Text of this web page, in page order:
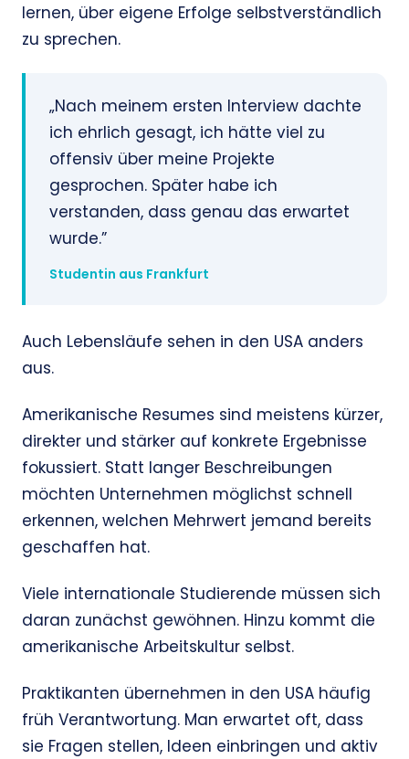
lernen, über eigene Erfolge selbstverständlich
zu sprechen.
„Nach meinem ersten Interview dachte
ich ehrlich gesagt, ich hätte viel zu
offensiv über meine Projekte
gesprochen. Später habe ich
verstanden, dass genau das erwartet
wurde.”
Studentin aus Frankfurt
Auch Lebensläufe sehen in den USA anders
aus.
Amerikanische Resumes sind meistens kürzer,
direkter und stärker auf konkrete Ergebnisse
fokussiert. Statt langer Beschreibungen
möchten Unternehmen möglichst schnell
erkennen, welchen Mehrwert jemand bereits
geschaffen hat.
Viele internationale Studierende müssen sich
daran zunächst gewöhnen. Hinzu kommt die
amerikanische Arbeitskultur selbst.
Praktikanten übernehmen in den USA häufig
früh Verantwortung. Man erwartet oft, dass
sie Fragen stellen, Ideen einbringen und aktiv